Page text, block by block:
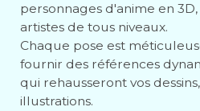
personnages d'anime en
artistes de tous niveaux.
Chaque pose est
fournir des références
qui rehausseront vos
illustrations.